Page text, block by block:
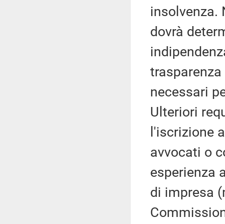
insolvenza.
dovrà
necessari
Ulteriori
l'iscrizione
avvocati o
esperienza
di impresa